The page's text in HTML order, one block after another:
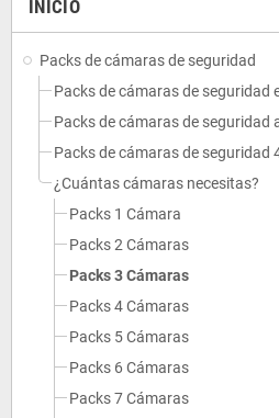
INICIO
Packs de cámaras de seguridad
Packs de cámaras de seguridad
Packs de cámaras de seguridad
Packs de cámaras de seguridad
¿Cuántas cámaras necesitas?
Packs 1 Cámara
Packs 2 Cámaras
Packs 3 Cámaras
Packs 4 Cámaras
Packs 5 Cámaras
Packs 6 Cámaras
Packs 7 Cámaras